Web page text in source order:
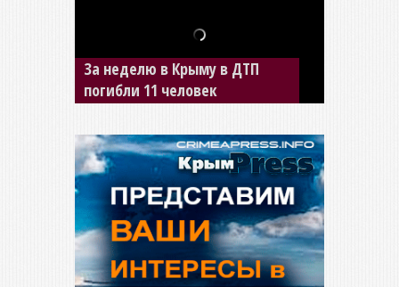
В Джанкое водитель ВАЗа
сбил двух детей на «зебре»